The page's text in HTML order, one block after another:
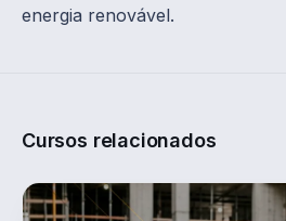
energia renovável.
Cursos relacionados